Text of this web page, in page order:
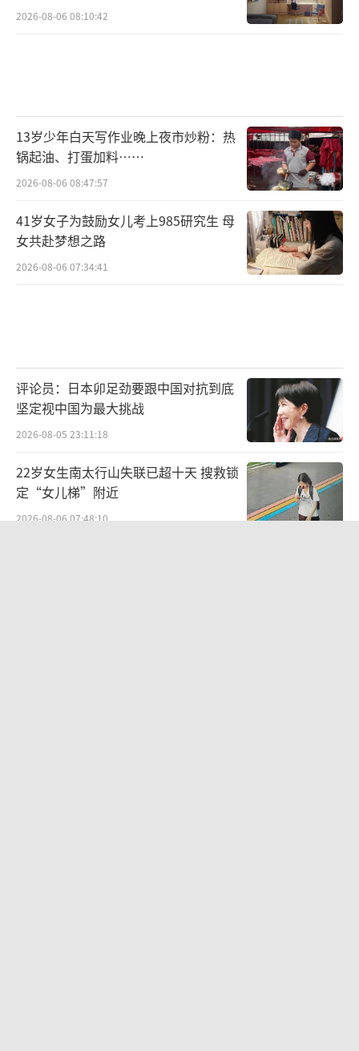
2026-08-06 08:10:42
13岁少年白天写作业晚上夜市炒粉：热
锅起油、打蛋加料……
2026-08-06 08:47:57
41岁女子为鼓励女儿考上985研究生 母
女共赴梦想之路
2026-08-06 07:34:41
评论员：日本卯足劲要跟中国对抗到底
坚定视中国为最大挑战
2026-08-05 23:11:18
22岁女生南太行山失联已超十天 搜救锁
定“女儿梯”附近
2026-08-06 07:48:10